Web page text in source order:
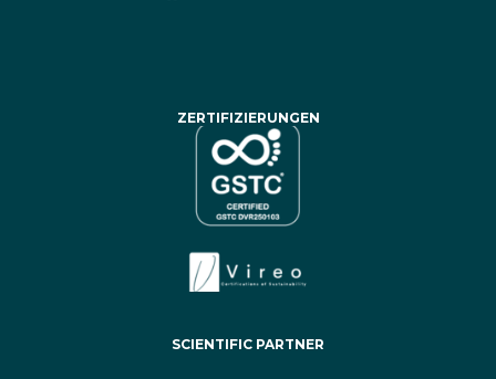
ZERTIFIZIERUNGEN
SCIENTIFIC PARTNER